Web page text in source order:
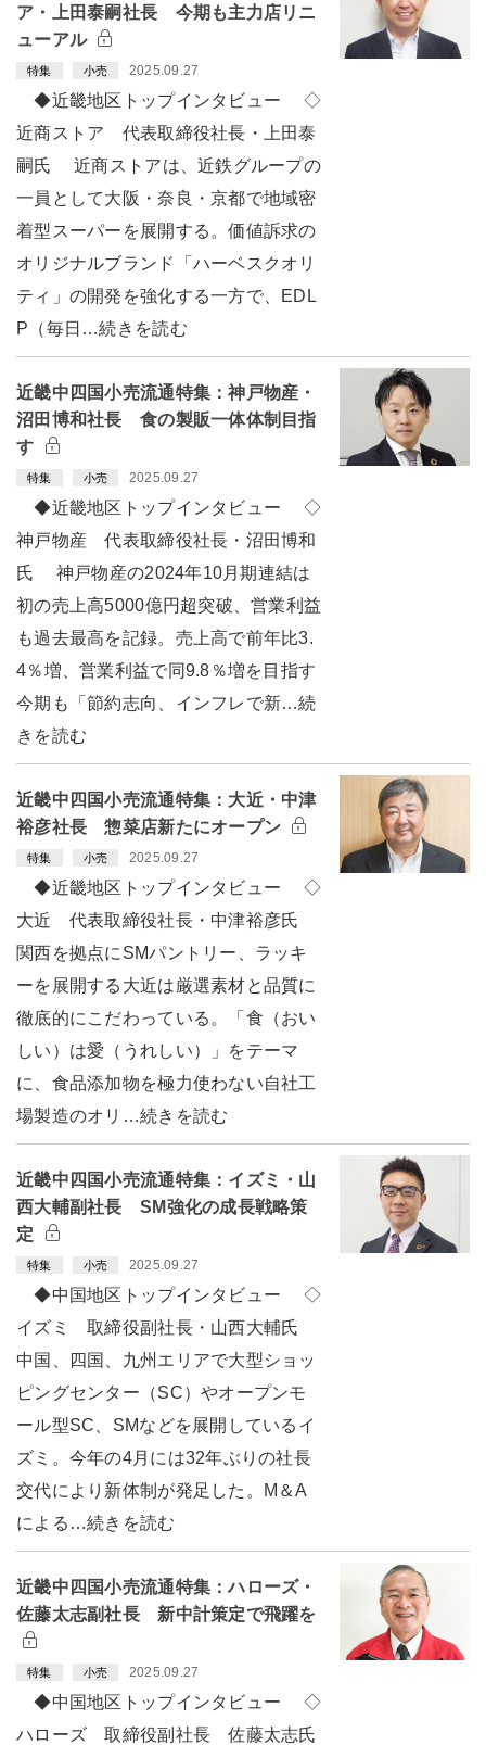
ア・上田泰嗣社長 今期も主力店リニ
ューアル
特集 小売 2025.09.27
◆近畿地区トップインタビュー ◇
近商ストア 代表取締役社長・上田泰
嗣氏 近商ストアは、近鉄グループの
一員として大阪・奈良・京都で地域密
着型スーパーを展開する。価値訴求の
オリジナルブランド「ハーベスクオリ
ティ」の開発を強化する一方で、EDL
P（毎日…続きを読む
近畿中四国小売流通特集：神戸物産・
沼田博和社長 食の製販一体体制目指
す
特集 小売 2025.09.27
◆近畿地区トップインタビュー ◇
神戸物産 代表取締役社長・沼田博和
氏 神戸物産の2024年10月期連結は
初の売上高5000億円超突破、営業利益
も過去最高を記録。売上高で前年比3.
4％増、営業利益で同9.8％増を目指す
今期も「節約志向、インフレで新…続
きを読む
近畿中四国小売流通特集：大近・中津
裕彦社長 惣菜店新たにオープン
特集 小売 2025.09.27
◆近畿地区トップインタビュー ◇
大近 代表取締役社長・中津裕彦氏
関西を拠点にSMパントリー、ラッキ
ーを展開する大近は厳選素材と品質に
徹底的にこだわっている。「食（おい
しい）は愛（うれしい）」をテーマ
に、食品添加物を極力使わない自社工
場製造のオリ…続きを読む
近畿中四国小売流通特集：イズミ・山
西大輔副社長 SM強化の成長戦略策
定
特集 小売 2025.09.27
◆中国地区トップインタビュー ◇
イズミ 取締役副社長・山西大輔氏
中国、四国、九州エリアで大型ショッ
ピングセンター（SC）やオープンモ
ール型SC、SMなどを展開しているイ
ズミ。今年の4月には32年ぶりの社長
交代により新体制が発足した。M＆A
による…続きを読む
近畿中四国小売流通特集：ハローズ・
佐藤太志副社長 新中計策定で飛躍を
特集 小売 2025.09.27
◆中国地区トップインタビュー ◇
ハローズ 取締役副社長 佐藤太志氏